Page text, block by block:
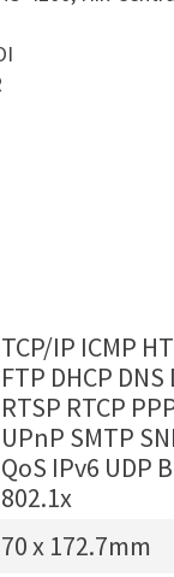
TCP/IP ICMP
FTP DHCP DNS
RTSP RTCP
UPnP SMTP
QoS IPv6 UDP
802.1x
70 x 172.7mm